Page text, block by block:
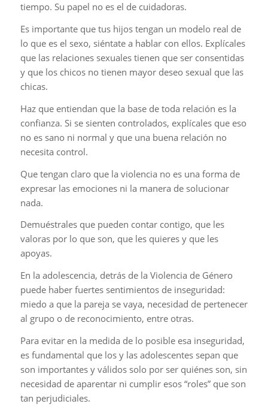
tiempo. Su papel no es el de cuidadoras.
Es importante que tus hijos tengan un modelo real de
lo que es el sexo, siéntate a hablar con ellos. Explícales
que las relaciones sexuales tienen que ser consentidas
y que los chicos no tienen mayor deseo sexual que las
chicas.
Haz que entiendan que la base de toda relación es la
confianza. Si se sienten controlados, explícales que eso
no es sano ni normal y que una buena relación no
necesita control.
Que tengan claro que la violencia no es una forma de
expresar las emociones ni la manera de solucionar
nada.
Demuéstrales que pueden contar contigo, que les
valoras por lo que son, que les quieres y que les
apoyas.
En la adolescencia, detrás de la Violencia de Género
puede haber fuertes sentimientos de inseguridad:
miedo a que la pareja se vaya, necesidad de pertenecer
al grupo o de reconocimiento, entre otras.
Para evitar en la medida de lo posible esa inseguridad,
es fundamental que los y las adolescentes sepan que
son importantes y válidos solo por ser quiénes son, sin
necesidad de aparentar ni cumplir esos “roles” que son
tan perjudiciales.